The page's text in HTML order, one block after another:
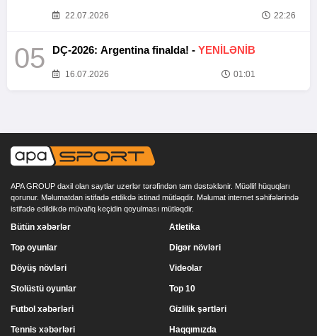
22.07.2026 22:26
05 DÇ-2026: Argentina finalda! - YENİLƏNİB
16.07.2026 01:01
APA GROUP daxil olan saytlar uzerlər tərəfindən tam dəstəklənir. Müəllif hüquqları
qorunur. Məlumatdan istifadə etdikdə istinad mütləqdir. Məlumat internet səhifələrində
istifadə edildikdə müvafiq keçidin qoyulması mütləqdir.
Bütün xəbərlər
Top oyunlar
Döyüş növləri
Stolüstü oyunlar
Atletika
Digər növləri
Videolar
Top 10
Futbol xəbərləri
Tennis xəbərləri
Gizlilik şərtləri
Haqqımızda